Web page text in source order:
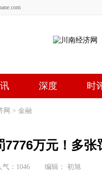
深度 时
网 > 金融
7776万元！多张
气： 1046 编辑： 初旭